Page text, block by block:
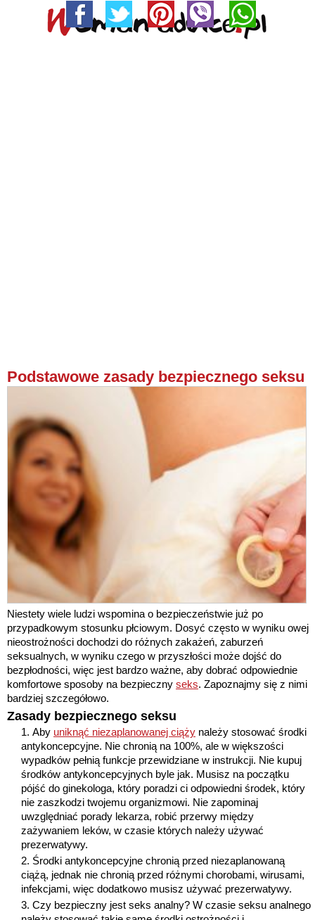
Podstawowe zasady bezpiecznego seksu
Niestety wiele ludzi wspomina o bezpieczeństwie już po
przypadkowym stosunku płciowym. Dosyć często w wyniku owej
nieostrożności dochodzi do różnych zakażeń, zaburzeń
seksualnych, w wyniku czego w przyszłości może dojść do
bezpłodności, więc jest bardzo ważne, aby dobrać odpowiednie
komfortowe sposoby na bezpieczny seks. Zapoznajmy się z nimi
bardziej szczegółowo.
Zasady bezpiecznego seksu
Aby uniknąć niezaplanowanej ciąży należy stosować środki
antykoncepcyjne. Nie chronią na 100%, ale w większości
wypadków pełnią funkcje przewidziane w instrukcji. Nie kupuj
środków antykoncepcyjnych byle jak. Musisz na początku
pójść do ginekologa, który poradzi ci odpowiedni środek, który
nie zaszkodzi twojemu organizmowi. Nie zapominaj
uwzględniać porady lekarza, robić przerwy między
zażywaniem leków, w czasie których należy używać
prezerwatywy.
Środki antykoncepcyjne chronią przed niezaplanowaną
ciążą, jednak nie chronią przed różnymi chorobami, wirusami,
infekcjami, więc dodatkowo musisz używać prezerwatywy.
Czy bezpieczny jest seks analny? W czasie seksu analnego